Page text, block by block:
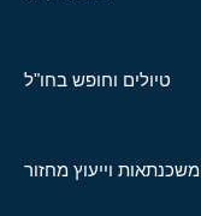
טיולים וחופש בחו"ל
משכנתאות וייעוץ מחזור